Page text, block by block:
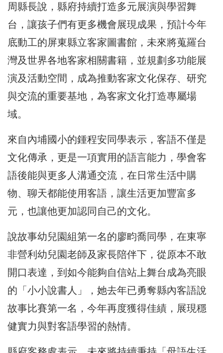
周縣長說，縣府持續打造多元展演與學習舞
台，讓孩子們有更多機會展現成果，預計今年
底動工的屏東縣立客家圖書館，未來將蒐羅台
灣及世界各地客家相關書籍，並規劃多功能展
演及活動空間，成為推動客家文化保存、研究
與交流的重要基地，為客家文化打造專屬場
域。
來自內埔國小的鍾程安同學表示，客語不僅是
文化傳承，更是一項實用的語言能力，學會客
語後能與更多人溝通交流，在日常生活中購
物、聊天都能使用客語，讓生活更加豐富多
元，也讓他更加認同自己的文化。
說故事幼兒園組第一名的廖畇喬同學，在東寧
非營利幼兒園老師及家長陪伴下，從原本不敢
開口表達，到如今能夠自信站上舞台成為亮眼
的「小小說書人」，她去年已勇奪縣內客語說
故事比賽第一名，今年再度獲得佳績，展現穩
健實力與對客語學習的熱情。